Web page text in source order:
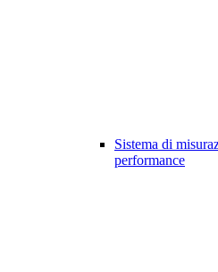
Sistema di
performance